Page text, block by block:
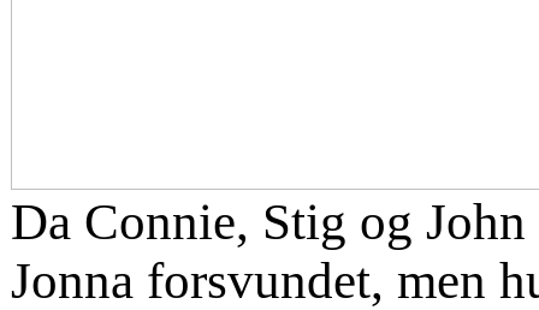
Da Connie, Stig og
Jonna forsvundet, men